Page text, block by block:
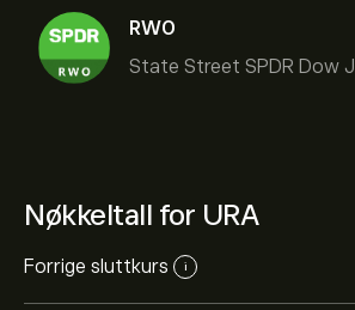
RWO
Nøkkeltall for URA
Forrige sluttkurs i